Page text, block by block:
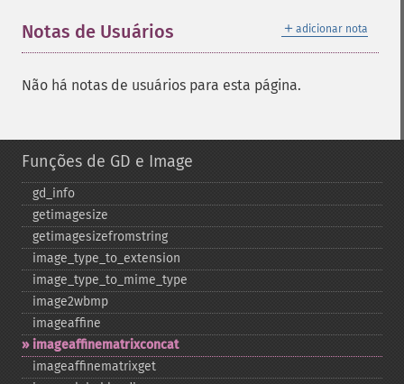
＋ adicionar nota
Notas de Usuários
Não há notas de usuários para esta página.
Funções de GD e Image
gd_​info
getimagesize
getimagesizefromstring
image_​type_​to_​extension
image_​type_​to_​mime_​type
image2wbmp
imageaffine
imageaffinematrixconcat
imageaffinematrixget